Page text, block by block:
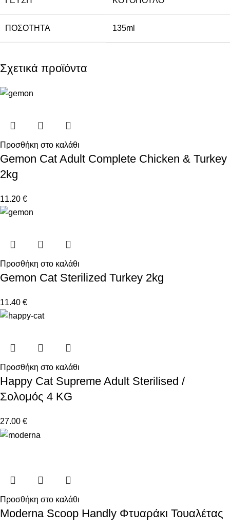
ΠΟΣΟΤΗΤΑ 135ml
Σχετικά προϊόντα
Προσθήκη στο καλάθι
Gemon Cat Adult Complete Chicken & Turkey
2kg
11.20 €
Προσθήκη στο καλάθι
Gemon Cat Sterilized Turkey 2kg
11.40 €
Προσθήκη στο καλάθι
Happy Cat Supreme Adult Sterilised /
Σολομός 4 KG
27.00 €
Προσθήκη στο καλάθι
Moderna Scoop Handly Φτυαράκι Τουαλέτας